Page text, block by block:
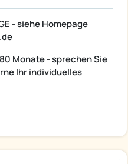
- siehe Homepage
Monate - sprechen Sie
Ihr individuelles